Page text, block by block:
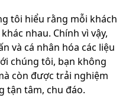
tôi hiểu rằng mỗi khách
nhau. Chính vì vậy,
và cá nhân hóa các liệu
chúng tôi, bạn không
còn được trải nghiệm
tận tâm, chu đáo.